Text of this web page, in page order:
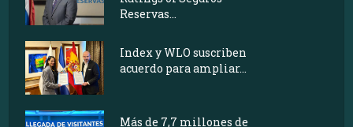
Reservas...
Index y WLO suscriben
acuerdo para ampliar...
Más de 7,7 millones de